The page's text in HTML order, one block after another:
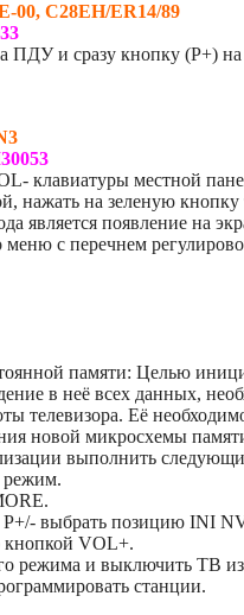
00, C28EH/ER14/89
ПДУ и сразу кнопку (P+)
клавиатуры местной
нажать на зеленую кнопку
является появление на
меню с перечнем
памяти: Целью
в неё всех данных,
телевизора. Её
новой микросхемы
выполнить
режим.
выбрать позицию INI
кнопкой VOL+.
режима и выключить ТВ из
станции.